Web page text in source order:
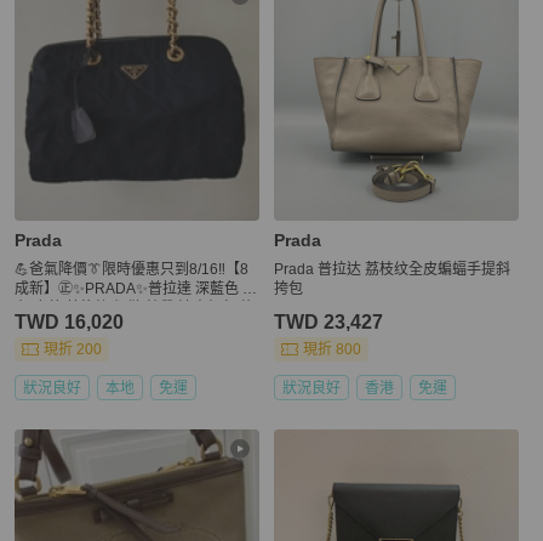
Prada
💪爸氣降價👔限時優惠只到8/16‼️【8
成新】㊣✨PRADA✨普拉達 深藍色 帆
行袋 手提包 肩背包 /二手包/二手精品
🌳二手樹屋🌳
TWD 16,020
現折 200
狀況良好 本地 免運
Prada
Prada 普拉达 荔枝纹全皮蝙蝠手提斜
挎包
TWD 23,427
現折 800
狀況良好 香港 免運